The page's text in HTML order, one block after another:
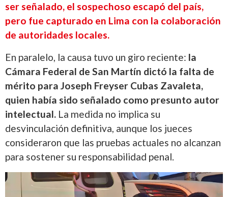
ser señalado, el sospechoso escapó del país,
pero fue capturado en Lima con la colaboración
de autoridades locales.
En paralelo, la causa tuvo un giro reciente: la
Cámara Federal de San Martín dictó la falta de
mérito para Joseph Freyser Cubas Zavaleta,
quien había sido señalado como presunto autor
intelectual. La medida no implica su
desvinculación definitiva, aunque los jueces
consideraron que las pruebas actuales no alcanzan
para sostener su responsabilidad penal.